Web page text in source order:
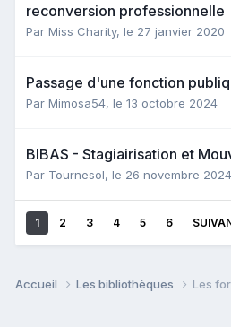
reconversion professionnelle
Par Miss Charity, le 27 janvier 2020
Passage d'une fonction
Par Mimosa54, le 13 octobre 2024
BIBAS - Stagiairisation et
Par Tournesol, le 26 novembre 2024
1 2 3 4 5 6
Accueil Les bibliothèques Les